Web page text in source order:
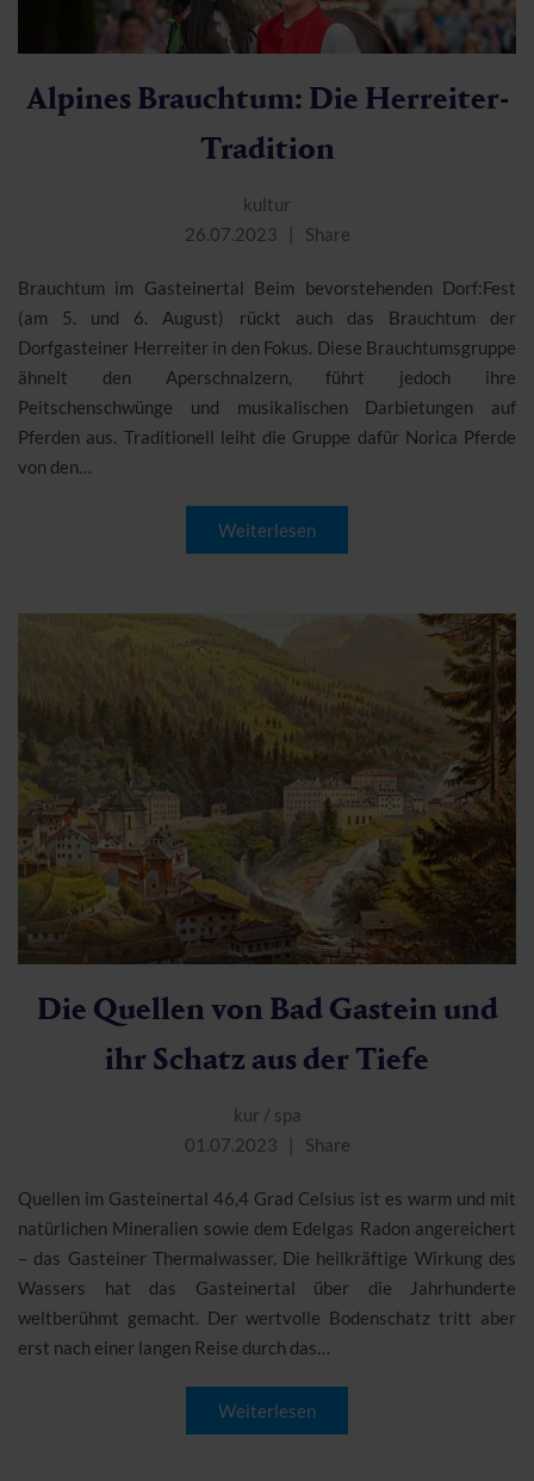
Alpines Brauchtum: Die Herreiter-
Tradition
kultur
26.07.2023
Share
Brauchtum im Gasteinertal Beim bevorstehenden Dorf:Fest
(am 5. und 6. August) rückt auch das Brauchtum der
Dorfgasteiner Herreiter in den Fokus. Diese Brauchtumsgruppe
ähnelt den Aperschnalzern, führt jedoch ihre
Peitschenschwünge und musikalischen Darbietungen auf
Pferden aus. Traditionell leiht die Gruppe dafür Norica Pferde
von den…
Weiterlesen
Die Quellen von Bad Gastein und
ihr Schatz aus der Tiefe
kur / spa
01.07.2023
Share
Quellen im Gasteinertal 46,4 Grad Celsius ist es warm und mit
natürlichen Mineralien sowie dem Edelgas Radon angereichert
– das Gasteiner Thermalwasser. Die heilkräftige Wirkung des
Wassers hat das Gasteinertal über die Jahrhunderte
weltberühmt gemacht. Der wertvolle Bodenschatz tritt aber
erst nach einer langen Reise durch das…
Weiterlesen